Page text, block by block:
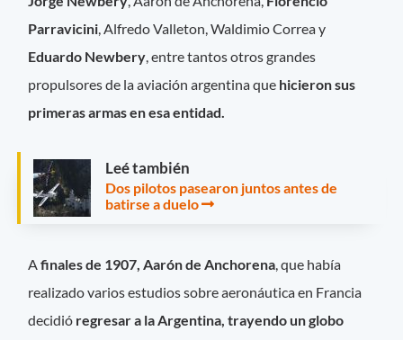
Parravicini , Alfredo Valleton, Waldimio Correa y
Eduardo Newbery , entre tantos otros grandes
propulsores de la aviación argentina que hicieron sus
primeras armas en esa entidad.
Leé también
Dos pilotos pasearon juntos antes de
batirse a duelo
Afinales de 1907, Aarón de Anchorena, que había
realizado varios estudios sobre aeronáutica en Francia
decidió regresar a la Argentina, trayendo un globo